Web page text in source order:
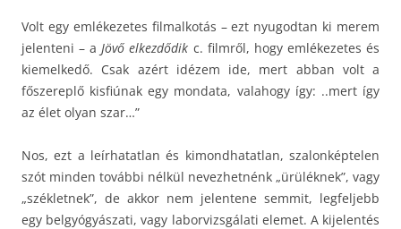
Volt egy emlékezetes filmalkotás – ezt nyugodtan ki merem
jelenteni – aJövő elkezdődik c. filmről, hogy emlékezetes és
kiemelkedő. Csak azért idézem ide, mert abban volt a
főszereplő kisfiúnak egy mondata, valahogy így: ..mert így
az élet olyan szar…”
Nos, ezt a leírhatatlan és kimondhatatlan, szalonképtelen
szót minden további nélkül nevezhetnénk „ürüléknek”, vagy
„székletnek”, de akkor nem jelentene semmit, legfeljebb
egy belgyógyászati, vagy laborvizsgálati elemet. A kijelentés